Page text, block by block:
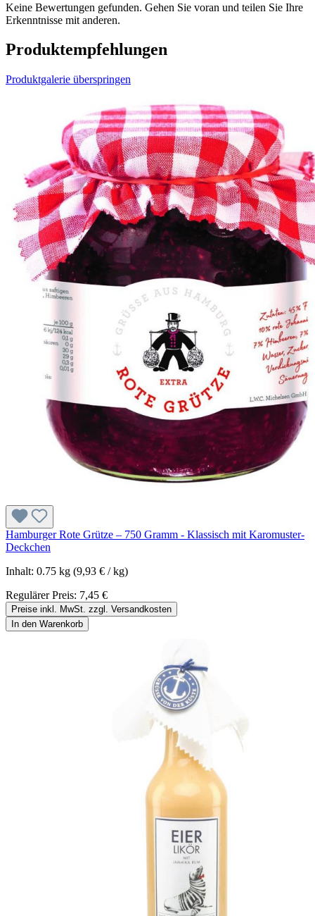
Keine Bewertungen gefunden. Gehen Sie voran und teilen Sie Ihre
Erkenntnisse mit anderen.
Produktempfehlungen
Produktgalerie überspringen
Hamburger Rote Grütze – 750 Gramm - Klassisch mit Karomuster-
Deckchen
Inhalt: 0.75 kg (9,93 € / kg)
Regulärer Preis: 7,45 €
Preise inkl. MwSt. zzgl. Versandkosten
In den Warenkorb